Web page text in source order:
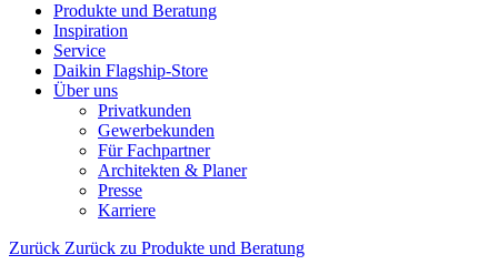
Produkte und Beratung
Inspiration
Service
Daikin Flagship-Store
Über uns
Privatkunden
Gewerbekunden
Für Fachpartner
Architekten & Planer
Presse
Karriere
Zurück Zurück zu Produkte und Beratung